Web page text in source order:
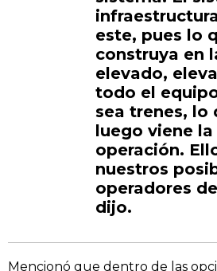
este, pues lo
construya en
elevado,
todo el
sea trenes, lo
luego viene
operación.
nuestros
operadores
dijo.
Mencionó que dentro de las